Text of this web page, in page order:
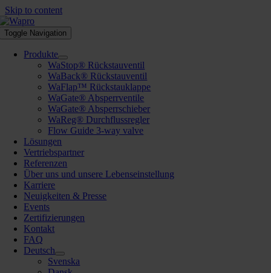
Skip to content
Toggle Navigation
Produkte
WaStop® Rückstauventil
WaBack® Rückstauventil
WaFlap™ Rückstauklappe
WaGate® Absperrventile
WaGate® Absperrschieber
WaReg® Durchflussregler
Flow Guide 3-way valve
Lösungen
Vertriebspartner
Referenzen
Über uns und unsere Lebenseinstellung
Karriere
Neuigkeiten & Presse
Events
Zertifizierungen
Kontakt
FAQ
Deutsch
Svenska